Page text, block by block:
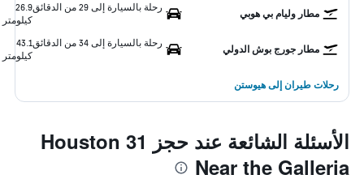
مطار وليام بي هوبي
رحلة بالسيارة إلى 29 من الدقائق
26.9
كيلومتر
مطار جورج بوش الدولي
رحلة بالسيارة إلى 34 من الدقائق
43.1
كيلومتر
رحلات طيران إلى هيوستن
الأسئلة الشائعة عند حجز 31 Houston
Near the Galleria